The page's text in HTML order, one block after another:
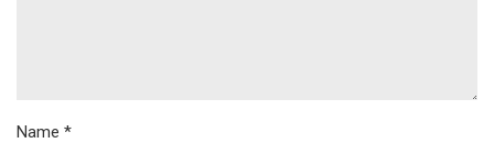
Name *